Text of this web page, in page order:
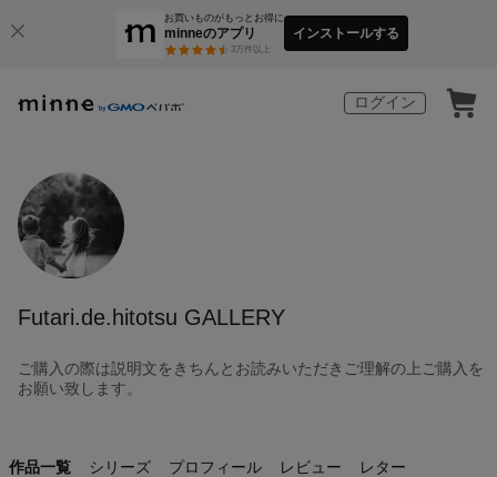
お買いものがもっとお得に
minneのアプリ
3万件以上
インストールする
ログイン
Futari.de.hitotsu GALLERY
ご購入の際は説明文をきちんとお読みいただきご理解の上ご購入を
お願い致します。
作品一覧 シリーズ プロフィール レビュー レター